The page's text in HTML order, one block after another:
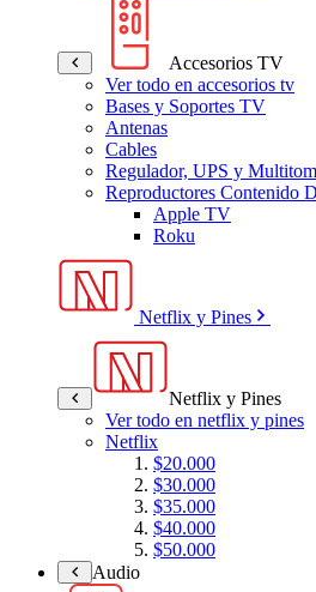
Accesorios TV
Ver todo en accesorios tv
Bases y Soportes TV
Antenas
Cables
Regulador, UPS y
Reproductores Contenido
Apple TV
Roku
Netflix y Pines
Netflix y Pines
Ver todo en netflix y pines
Netflix
$20.000
$30.000
$35.000
$40.000
$50.000
Audio